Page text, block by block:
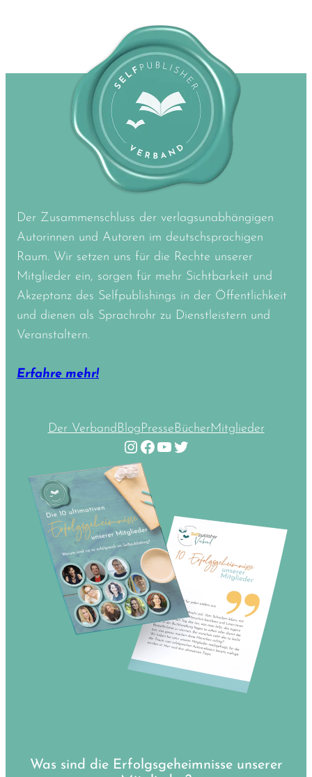
Der Zusammenschluss der verlagsunabhängigen
Autorinnen und Autoren im deutschsprachigen
Raum. Wir setzen uns für die Rechte unserer
Mitglieder ein, sorgen für mehr Sichtbarkeit und
Akzeptanz des Selfpublishings in der Öffentlichkeit
und dienen als Sprachrohr zu Dienstleistern und
Veranstaltern.
Erfahre mehr!
Der VerbandBlogPresseBücherMitglieder
Instagram Facebook YouTube Twitter
Was sind die Erfolgsgeheimnisse unserer